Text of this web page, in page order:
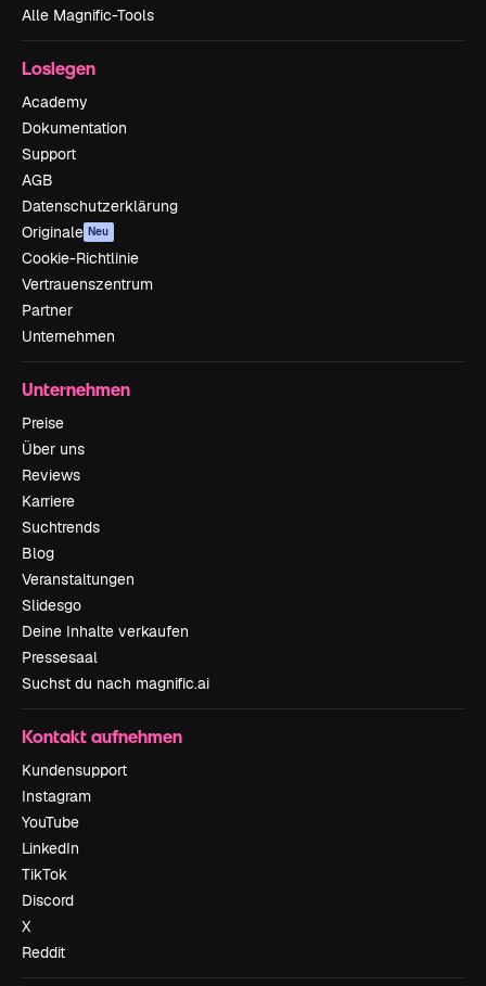
Alle Magnific-Tools
Loslegen
Academy
Dokumentation
Support
AGB
Datenschutzerklärung
Originale Neu
Cookie-Richtlinie
Vertrauenszentrum
Partner
Unternehmen
Unternehmen
Preise
Über uns
Reviews
Karriere
Suchtrends
Blog
Veranstaltungen
Slidesgo
Deine Inhalte verkaufen
Pressesaal
Suchst du nach magnific.ai
Kontakt aufnehmen
Kundensupport
Instagram
YouTube
LinkedIn
TikTok
Discord
X
Reddit